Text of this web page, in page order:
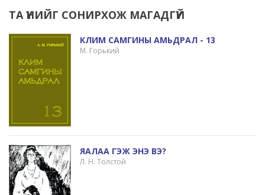
ТА ҮҮНИЙГ СОНИРХОЖ МАГАДГҮЙ
КЛИМ САМГИНЫ АМЬДРАЛ - 13
М. Горький
ЯАЛАА ГЭЖ ЭНЭ ВЭ?
Л. Н. Толстой